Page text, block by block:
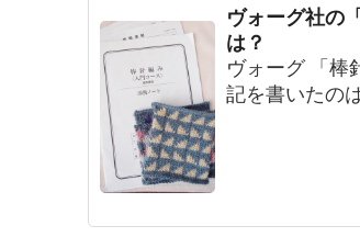
ヴォーグ社の
は？
ヴォーグ 「棒
記を書いたの